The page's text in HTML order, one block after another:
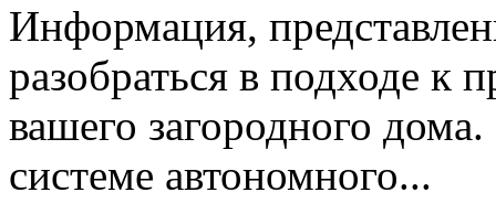
Информация,
разобраться в подходе к
вашего загородного
системе автономного...